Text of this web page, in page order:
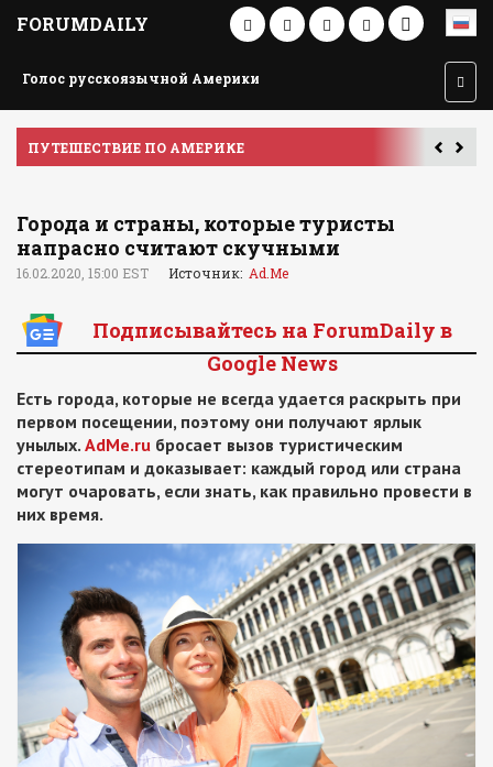
FORUMDAILY
Голос русскоязычной Америки
ПУТЕШЕСТВИЕ ПО АМЕРИКЕ
Города и страны, которые туристы
напрасно считают скучными
16.02.2020, 15:00 EST Источник: Ad.Me
Подписывайтесь на ForumDaily в
Google News
Есть города, которые не всегда удается раскрыть при
первом посещении, поэтому они получают ярлык
унылых. AdMe.ru бросает вызов туристическим
стереотипам и доказывает: каждый город или страна
могут очаровать, если знать, как правильно провести в
них время.